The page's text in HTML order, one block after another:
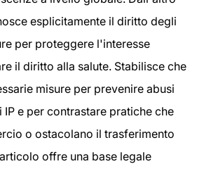
esplicitamente il diritto degli
per proteggere l'interesse
il diritto alla salute. Stabilisce che
misure per prevenire abusi
e per contrastare pratiche che
o ostacolano il trasferimento
offre una base legale